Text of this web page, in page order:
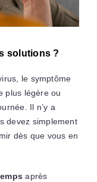
solutions ?
le symptôme
plus légère ou
Il n’y a
devez simplement
dès que vous en
après